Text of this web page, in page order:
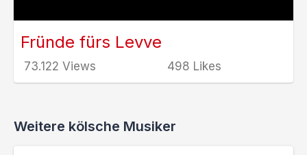
Fründe fürs Levve
73.122 Views 498 Likes
Weitere kölsche Musiker